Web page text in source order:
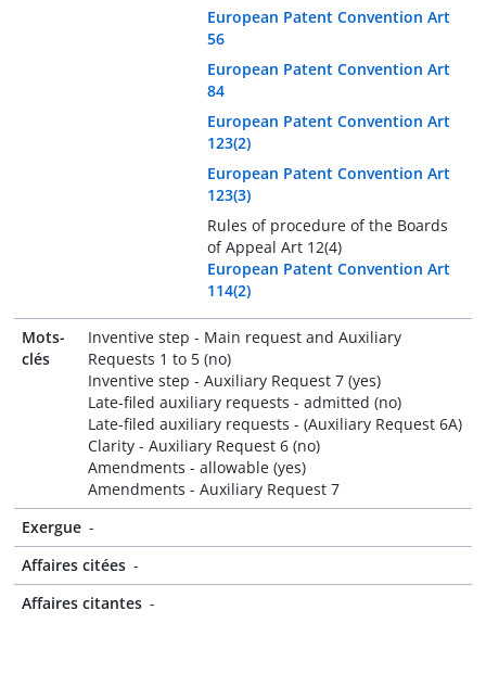
European Patent Convention Art
56
European Patent Convention Art
84
European Patent Convention Art
123(2)
European Patent Convention Art
123(3)
Rules of procedure of the Boards
of Appeal Art 12(4)
European Patent Convention Art
114(2)
Mots-
clés
Inventive step - Main request and Auxiliary
Requests 1 to 5 (no)
Inventive step - Auxiliary Request 7 (yes)
Late-filed auxiliary requests - admitted (no)
Late-filed auxiliary requests - (Auxiliary Request 6A)
Clarity - Auxiliary Request 6 (no)
Amendments - allowable (yes)
Amendments - Auxiliary Request 7
Exergue -
Affaires citées -
Affaires citantes -